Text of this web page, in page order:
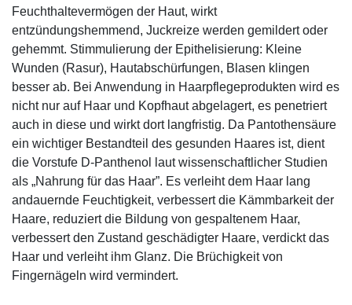
Feuchthaltevermögen der Haut, wirkt
entzündungshemmend, Juckreize werden gemildert oder
gehemmt. Stimmulierung der Epithelisierung: Kleine
Wunden (Rasur), Hautabschürfungen, Blasen klingen
besser ab. Bei Anwendung in Haarpflegeprodukten wird es
nicht nur auf Haar und Kopfhaut abgelagert, es penetriert
auch in diese und wirkt dort langfristig. Da Pantothensäure
ein wichtiger Bestandteil des gesunden Haares ist, dient
die Vorstufe D-Panthenol laut wissenschaftlicher Studien
als „Nahrung für das Haar”. Es verleiht dem Haar lang
andauernde Feuchtigkeit, verbessert die Kämmbarkeit der
Haare, reduziert die Bildung von gespaltenem Haar,
verbessert den Zustand geschädigter Haare, verdickt das
Haar und verleiht ihm Glanz. Die Brüchigkeit von
Fingernägeln wird vermindert.